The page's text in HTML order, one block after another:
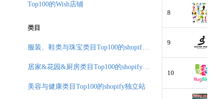
8
9
10
Top100的Wish店铺
类目
美容与健康类目Top100的shopify独立站